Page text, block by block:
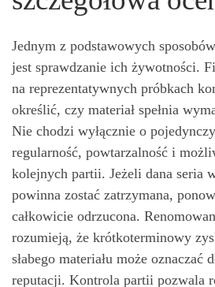
Jednym z podstawowych
jest sprawdzanie ich żywotności.
na reprezentatywnych próbkach
określić, czy materiał spełnia
Nie chodzi wyłącznie o
regularność, powtarzalność i
kolejnych partii. Jeżeli dana seria
powinna zostać zatrzymana,
całkowicie odrzucona.
rozumieją, że krótkoterminowy
słabego materiału może oznaczać
reputacji. Kontrola partii pozwala